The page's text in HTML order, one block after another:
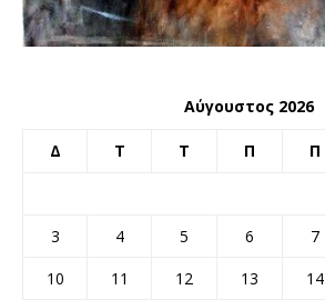
Αύγουστος 2026
Δ Τ Τ Π Π
3
4 5 6 7
10
11 12 13 14